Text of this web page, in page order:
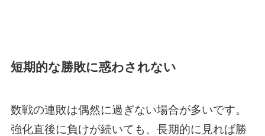
短期的な勝敗に惑わされない
数戦の連敗は偶然に過ぎない場合が多いです。
強化直後に負けが続いても、長期的に見れば勝